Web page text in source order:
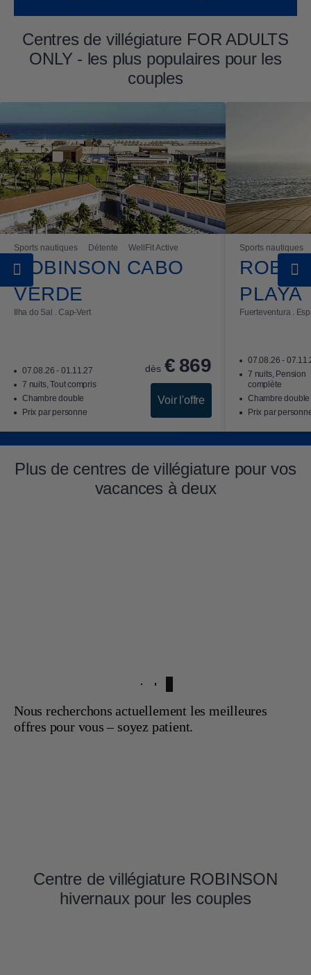
Centres de villégiature FOR ADULTS
ONLY - les plus populaires pour les
couples
Sports nautiques Détente WellFit Active
ROBINSON CABO
VERDE
Ilha do Sal . Cap-Vert
07.08.26 - 01.11.27
7 nuits, Tout compris
Chambre double
Prix par personne
dès € 869
Voir l'offre
Sports nautiques
PLAYA
Fuerteventura .
07.08.26 -
7 nuits, Pension
complète
Chambre double
Prix par
Plus de centres de villégiature pour vos
vacances à deux
Nous recherchons actuellement les meilleures
offres pour vous – soyez patient.
Centre de villégiature ROBINSON
hivernaux pour les couples